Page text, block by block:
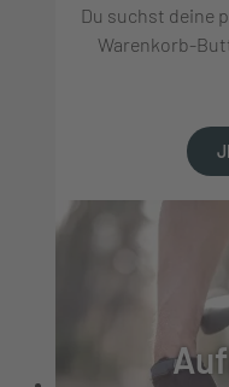
Du suchst deine
Warenkorb-